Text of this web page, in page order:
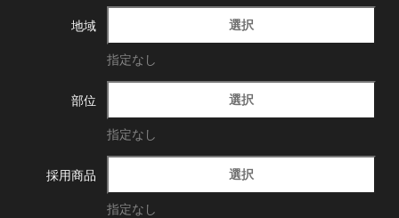
地域 選択
指定なし
部位 選択
指定なし
採用商品 選択
指定なし